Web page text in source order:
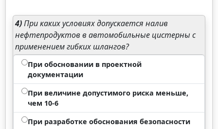
4)При каких условиях допускается налив
нефтепродуктов в автомобильные цистерны с
применением гибких шлангов?
При обосновании в проектной
документации
При величине допустимого риска меньше,
чем 10-6
При разработке обоснования безопасности